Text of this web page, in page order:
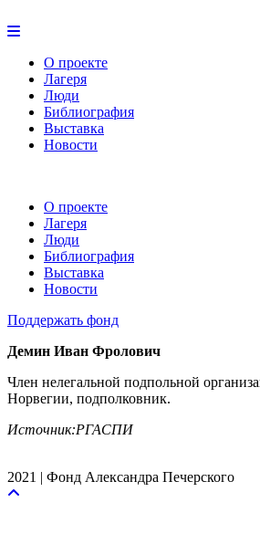
О проекте
Лагеря
Люди
Библиография
Выставка
Новости
О проекте
Лагеря
Люди
Библиография
Выставка
Новости
Поддержать фонд
Демин Иван Фролович
Член нелегальной подпольной
Норвегии, подполковник.
Источник:РГАСПИ
2021 | Фонд Александра Печерского